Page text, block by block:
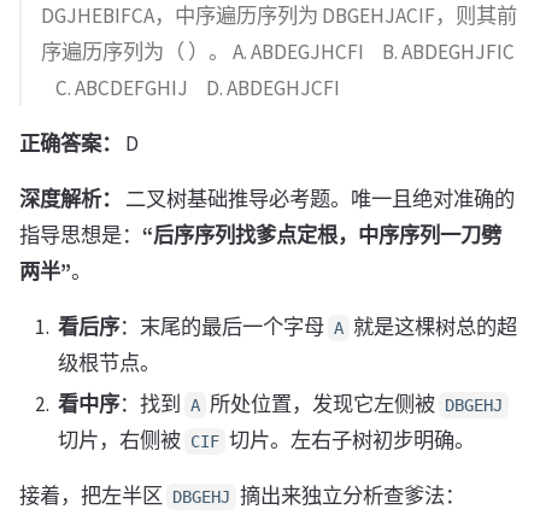
DGJHEBIFCA，中序遍历序列为 DBGEHJACIF，则其前
序遍历序列为（ ）。 A. ABDEGJHCFI B. ABDEGHJFIC
C. ABCDEFGHIJ D. ABDEGHJCFI
正确答案： D
深度解析：
二叉树基础推导必考题。唯一且绝对准确的
指导思想是： “后序序列找爹点定根，中序序列一刀劈
两半”。
看后序：末尾的最后一个字母 A 就是这棵树总的超
级根节点。
看中序：找到 A 所处位置，发现它左侧被 DBGEHJ
切片，右侧被 CIF 切片。左右子树初步明确。
接着，把左半区 DBGEHJ 摘出来独立分析查爹法：